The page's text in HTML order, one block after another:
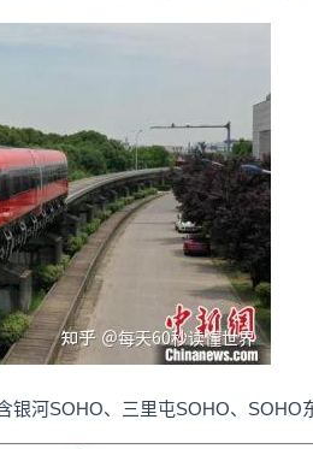
河SOHO、三里屯SOHO、